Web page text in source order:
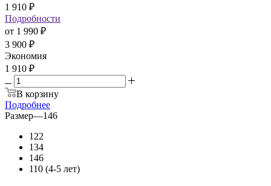
1 910 ₽
Подробности
от 1 990 ₽
3 900 ₽
Экономия
1 910 ₽
В корзину
Подробнее
Размер—146
122
134
146
110 (4-5 лет)